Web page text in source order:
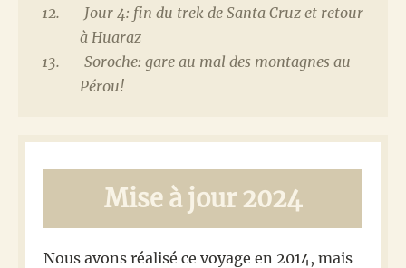
Jour 4: fin du trek de Santa Cruz et retour
à Huaraz
Soroche: gare au mal des montagnes au
Pérou!
Mise à jour 2024
Nous avons réalisé ce voyage en 2014, mais